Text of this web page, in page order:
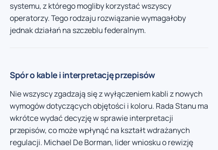
systemu, z którego mogliby korzystać wszyscy
operatorzy. Tego rodzaju rozwiązanie wymagałoby
jednak działań na szczeblu federalnym.
Spór o kable i interpretację przepisów
Nie wszyscy zgadzają się z wyłączeniem kabli z nowych
wymogów dotyczących objętości i koloru. Rada Stanu ma
wkrótce wydać decyzję w sprawie interpretacji
przepisów, co może wpłynąć na kształt wdrażanych
regulacji. Michael De Borman, lider wniosku o rewizję